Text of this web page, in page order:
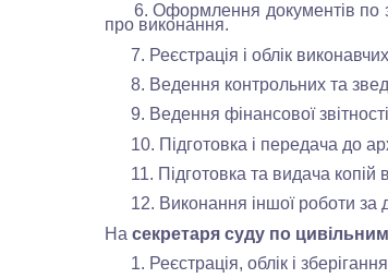
6. Оформлення документів по
про виконання.
7. Реєстрація і облік
8. Ведення контрольних та
9. Ведення фінансової
10. Підготовка і передача до
11. Підготовка та видача копій
12. Виконання іншої роботи за
На секретаря суду по
1. Реєстрація, облік і